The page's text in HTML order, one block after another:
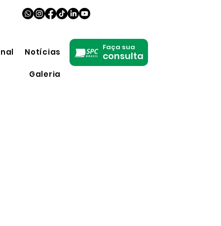
Notícias
Galeria
Faça sua
consulta